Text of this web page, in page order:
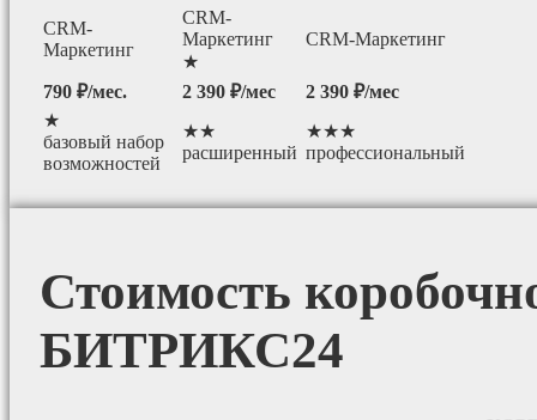
CRM-
Маркетинг
CRM-
Маркетинг
★
CRM-Маркетинг
790 ₽/мес. 2 390 ₽/мес
2 390 ₽/мес
★
базовый набор
возможностей
★★
расширенный
★★★
профессиональный
Стоимость
БИТРИКС24